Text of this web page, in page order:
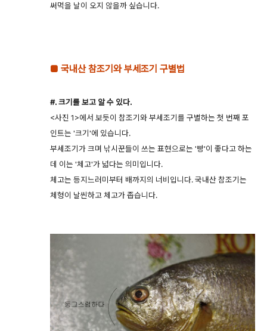
써먹을 날이 오지 않을까 싶습니다.
■ 국내산 참조기와 부세조기 구별법
#. 크기를 보고 알 수 있다.
<사진 1>에서 보듯이 참조기와 부세조기를 구별하는 첫 번째 포
인트는 '크기'에 있습니다.
부세조기가 크며 낚시꾼들이 쓰는 표현으로는 '빵'이 좋다고 하는
데 이는 '체고'가 넓다는 의미입니다.
체고는 등지느러미부터 배까지의 너비입니다. 국내산 참조기는
체형이 날씬하고 체고가 좁습니다.